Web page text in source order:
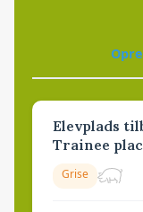
Elevplads
Trainee
Grise